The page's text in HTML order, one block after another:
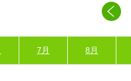
7月 8月